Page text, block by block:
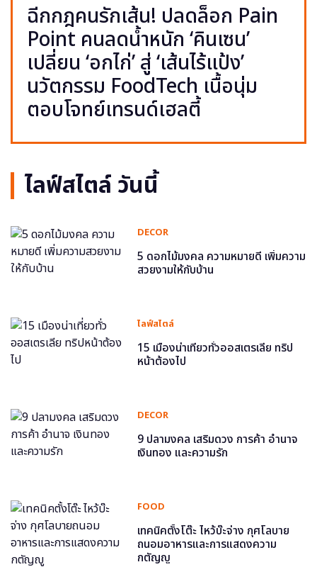
ฉีกกฎคนรักเส้น! ปลดล็อก Pain
Point คนลดน้ำหนัก ‘คินเซน’
เปลี่ยน ‘อกไก่’ สู่ ‘เส้นไร้แป้ง’
นวัตกรรม FoodTech เนื้อนุ่ม
ตอบโจทย์เทรนด์เฮลตี้
ไลฟ์สไตล์ วันนี้
DECOR
5 ดอกไม้มงคล ความหมายดี เพิ่มความ
สวยงามให้กับบ้าน
ไลฟ์สไตล์
15 เมืองน่าเที่ยวทั่วออสเตรเลีย ทริป
หน้าต้องไป
DECOR
9 ปลามงคล เสริมดวง การค้า อำนาจ
เงินทอง และความรัก
FOOD
เทคนิคตั้งโต๊ะ ไหว้บ๊ะจ่าง กุศโลบาย
ถนอมอาหารและการแสดงความ
กตัญญู